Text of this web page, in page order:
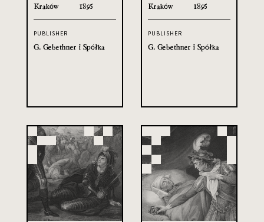
Kraków 1895
PUBLISHER
G. Gebethner i Spółka
Kraków 1895
PUBLISHER
G. Gebethner i Spółka